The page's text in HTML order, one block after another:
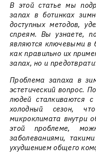
В этой статье мы
запах в ботинках
доступных методов,
спреям. Вы узнаете,
являются ключевыми в
как правильно их
запах, но и
Проблема запаха в
эстетический вопрос.
людей сталкиваются
холодный сезон,
микроклимата внутри
этой проблеме,
заболеваниями,
ухудшением общего